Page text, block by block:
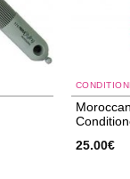
25.00€